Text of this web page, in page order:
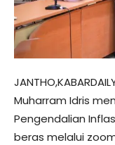
Muharram Idris
Pengendalian
beras melalui